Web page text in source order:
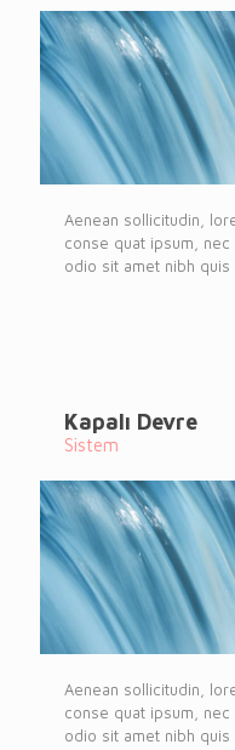
Aenean sollicitudin,
conse quat ipsum,
odio sit amet nibh quis
Kapalı Devre
Sistem
Aenean sollicitudin,
conse quat ipsum,
odio sit amet nibh quis